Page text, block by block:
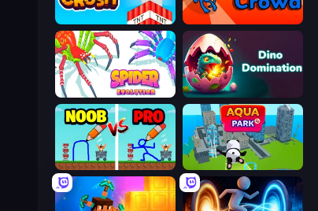
Build and Crush Dino Crowd
Spider Evolution: Runner Game Dino Domination
DOP Noob: Draw to Save Aquapark.io